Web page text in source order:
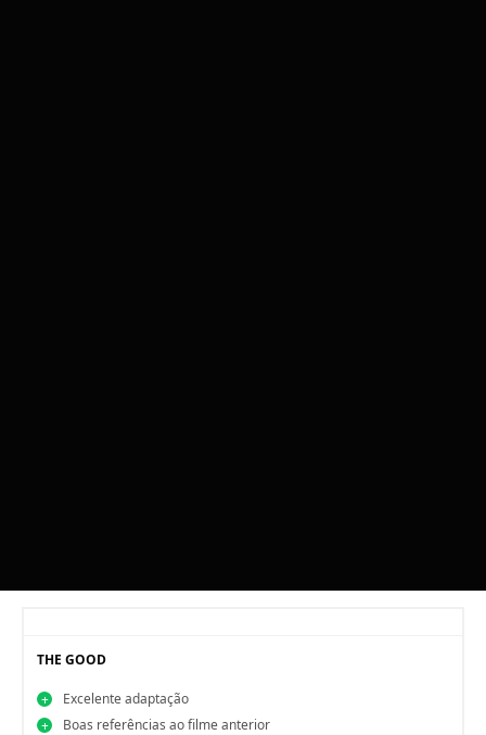
THE GOOD
Excelente adaptação
Boas referências ao filme anterior